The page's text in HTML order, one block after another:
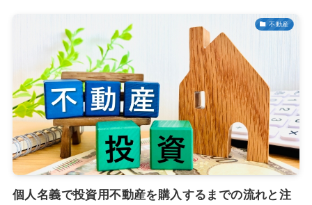
不動産
個人名義で投資用不動産を購入するまでの流れと注